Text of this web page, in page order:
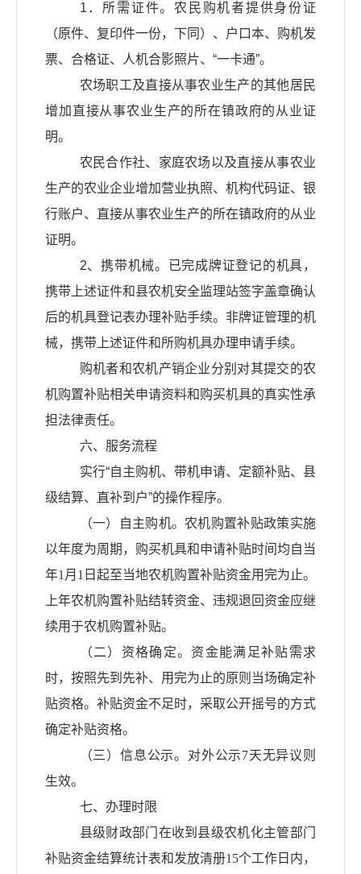
1．所需证件。农民购机者提供身份证
（原件、复印件一份，下同）、户口本、购机发
票、合格证、人机合影照片、“一卡通”。
农场职工及直接从事农业生产的其他居民
增加直接从事农业生产的所在镇政府的从业证
明。
农民合作社、家庭农场以及直接从事农业
生产的农业企业增加营业执照、机构代码证、银
行账户、直接从事农业生产的所在镇政府的从业
证明。
2、携带机械。已完成牌证登记的机具，
携带上述证件和县农机安全监理站签字盖章确认
后的机具登记表办理补贴手续。非牌证管理的机
械，携带上述证件和所购机具办理申请手续。
购机者和农机产销企业分别对其提交的农
机购置补贴相关申请资料和购买机具的真实性承
担法律责任。
六、服务流程
实行“自主购机、带机申请、定额补贴、县
级结算、直补到户”的操作程序。
（一）自主购机。农机购置补贴政策实施
以年度为周期，购买机具和申请补贴时间均自当
年1 月 1 日起至当地农机购置补贴资金用完为止。
上年农机购置补贴结转资金、违规退回资金应继
续用于农机购置补贴。
（二）资格确定。资金能满足补贴需求
时，按照先到先补、用完为止的原则当场确定补
贴资格。补贴资金不足时，采取公开摇号的方式
确定补贴资格。
（三）信息公示。对外公示7天无异议则
生效。
七、办理时限
县级财政部门在收到县级农机化主管部门
补贴资金结算统计表和发放清册15个工作日内，